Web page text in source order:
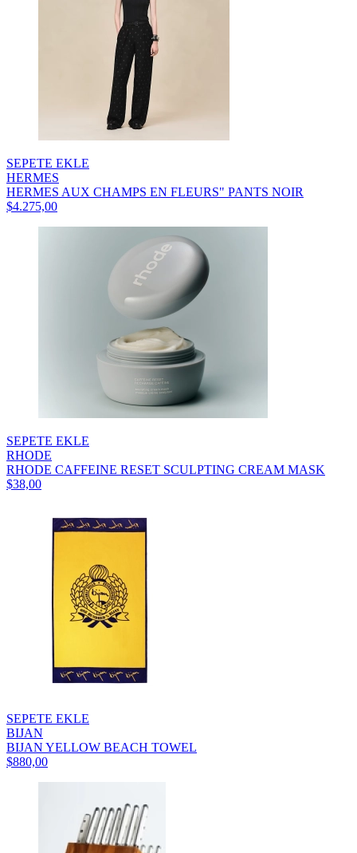
SEPETE EKLE
HERMES
HERMES AUX CHAMPS EN FLEURS" PANTS NOIR
$4.275,00
SEPETE EKLE
RHODE
RHODE CAFFEINE RESET SCULPTING CREAM MASK
$38,00
SEPETE EKLE
BIJAN
BIJAN YELLOW BEACH TOWEL
$880,00